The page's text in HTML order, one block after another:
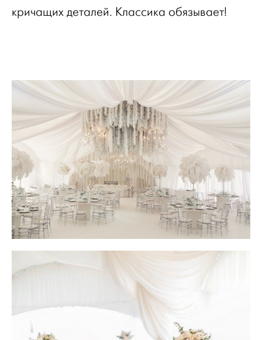
кричащих деталей. Классика обязывает!